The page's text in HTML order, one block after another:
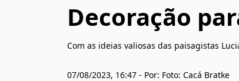
Decoração
Com as ideias valiosas das paisagistas
07/08/2023, 16:47 - Por: Foto: Cacá Bratke